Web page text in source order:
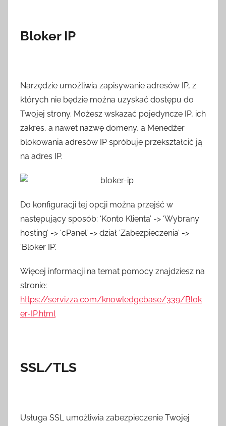
Bloker IP
Narzędzie umożliwia zapisywanie adresów IP, z
których nie będzie można uzyskać dostępu do
Twojej strony. Możesz wskazać pojedyncze IP, ich
zakres, a nawet nazwę domeny, a Menedżer
blokowania adresów IP spróbuje przekształcić ją
na adres IP.
Do konfiguracji tej opcji można przejść w
następujący sposób: ‘Konto Klienta’ -> ‘Wybrany
hosting’ -> ‘cPanel’ -> dział ‘Zabezpieczenia’ ->
‘Bloker IP’.
Więcej informacji na temat pomocy znajdziesz na
stronie:
https://servizza.com/knowledgebase/339/Blok
er-IP.html
SSL/TLS
Usługa SSL umożliwia zabezpieczenie Twojej